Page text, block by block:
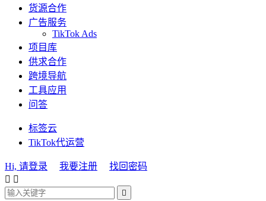
货源合作
广告服务
TikTok Ads
项目库
供求合作
跨境导航
工具应用
问答
标签云
TikTok代运营
Hi, 请登录 我要注册
找回密码
 
